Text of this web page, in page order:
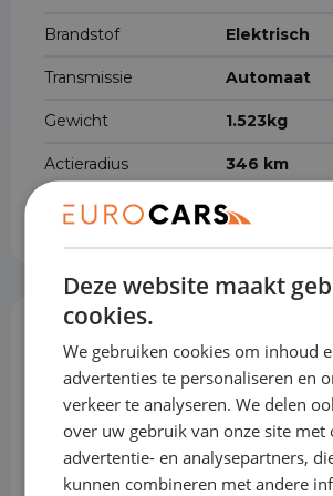
Brandstof Elektrisch
Transmissie Automaat
Gewicht 1.523kg
Actieradius 346 km
Accucapaciteit 50 kWh
Opties & Toebehoren
Achterbank in delen
Deze website maakt
cookies.
We gebruiken cookies om inhoud
advertenties te personaliseren en
verkeer te analyseren. We delen
over uw gebruik van onze site met
advertentie- en analysepartners,
kunnen combineren met andere